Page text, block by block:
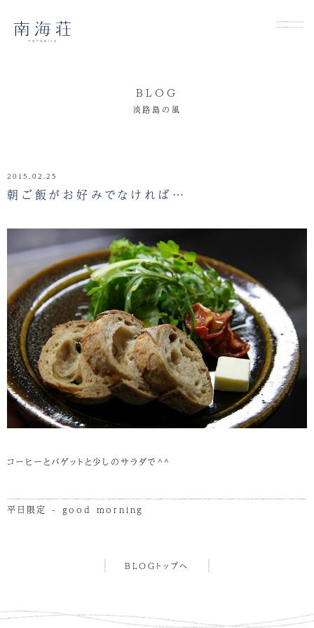
BLOG
淡路島の風
2015.02.25
朝ご飯がお好みでなければ…
コーヒーとバゲットと少しのサラダで^^
平日限定 - good morning
BLOGトップへ